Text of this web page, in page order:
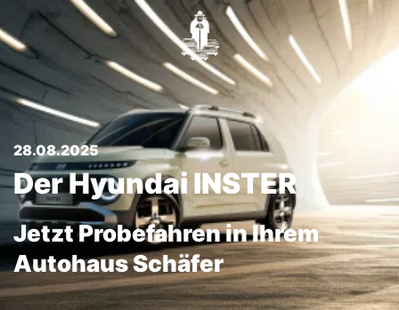
28.08.2025
Der Hyundai INSTER
Jetzt Probefahren in Ihrem
Autohaus Schäfer